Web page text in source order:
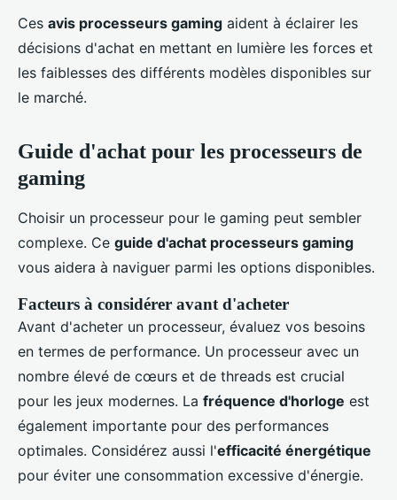
Ces avis processeurs gaming aident à éclairer les
décisions d'achat en mettant en lumière les forces et
les faiblesses des différents modèles disponibles sur
le marché.
Guide d'achat pour les processeurs de
gaming
Choisir un processeur pour le gaming peut sembler
complexe. Ce guide d'achat processeurs gaming
vous aidera à naviguer parmi les options disponibles.
Facteurs à considérer avant d'acheter
Avant d'acheter un processeur, évaluez vos besoins
en termes de performance. Un processeur avec un
nombre élevé de cœurs et de threads est crucial
pour les jeux modernes. La fréquence d'horloge est
également importante pour des performances
optimales. Considérez aussi l'efficacité énergétique
pour éviter une consommation excessive d'énergie.